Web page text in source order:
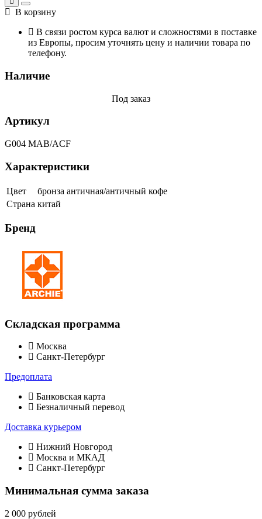
В корзину
В связи ростом курса валют и сложностями в поставке
из Европы, просим уточнять цену и наличии товара по
телефону.
Наличие
Под заказ
Артикул
G004 MAB/ACF
Характеристики
Цвет
бронза античная/античный кофе
Страна китай
Бренд
Складская программа
Москва
Санкт-Петербург
Предоплата
Банковская карта
Безналичный перевод
Доставка курьером
Нижний Новгород
Москва и МКАД
Санкт-Петербург
Минимальная сумма заказа
2 000 рублей